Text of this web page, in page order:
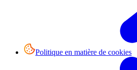
Politique en matière de cookies